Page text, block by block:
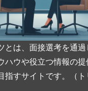
とは、面接選考を通
ハウや役立つ情報の
指すサイトです。（ト